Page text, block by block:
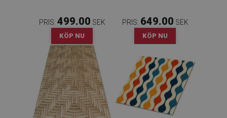
PRIS: 499.00 SEK
KÖP NU
PRIS: 649.00 SEK
KÖP NU